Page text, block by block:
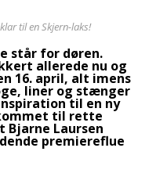
til en Skjern-laks!
står for døren.
allerede nu og
16. april, alt imens
liner og stænger
til en ny
til rette
Bjarne Laursen
premiereflue